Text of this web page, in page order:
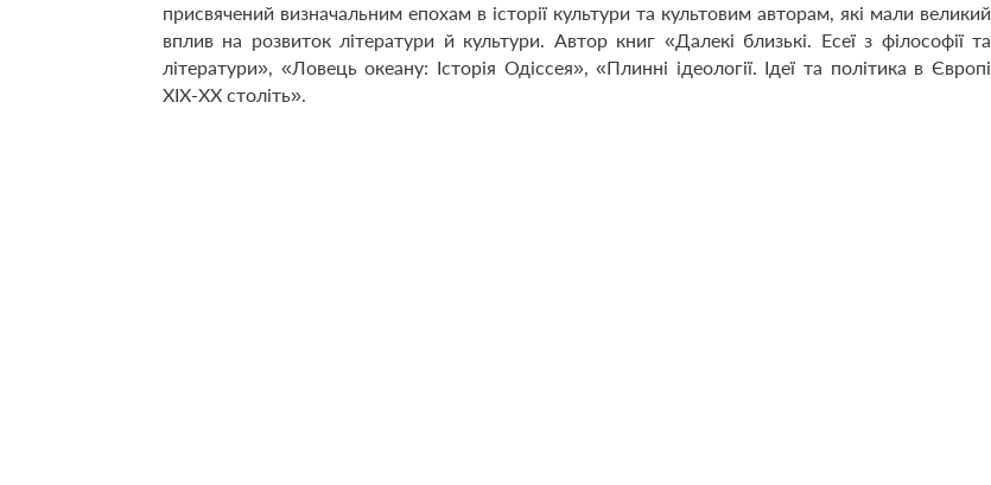
присвячений визначальним епохам в історії культури та культовим авторам, які мали великий
вплив на розвиток літератури й культури. Автор книг «Далекі близькі. Есеї з філософії та
літератури», «Ловець океану: Історія Одіссея», «Плинні ідеології. Ідеї та політика в Європі
ХІХ-ХХ століть».